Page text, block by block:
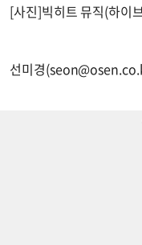
[사진]빅히트 뮤직(하이
선미경(